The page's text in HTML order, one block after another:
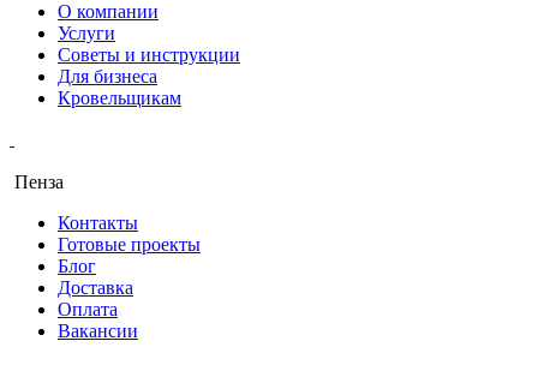
О компании
Услуги
Советы и инструкции
Для бизнеса
Кровельщикам
Пенза
Контакты
Готовые проекты
Блог
Доставка
Оплата
Вакансии